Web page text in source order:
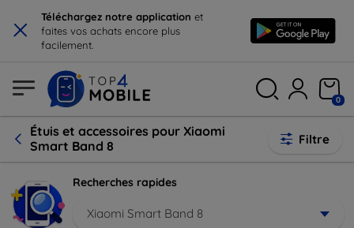
× Téléchargez notre application et
faites vos achats encore plus
facilement.
0
Étuis et accessoires pour Xiaomi
Smart Band 8
Filtre
Recherches rapides
Xiaomi Smart Band 8